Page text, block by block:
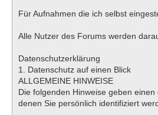
Für Aufnahmen die ich selbst
Alle Nutzer des Forums werden
Datenschutzerklärung
1. Datenschutz auf einen Blick
ALLGEMEINE HINWEISE
Die folgenden Hinweise geben
denen Sie persönlich identifiziert